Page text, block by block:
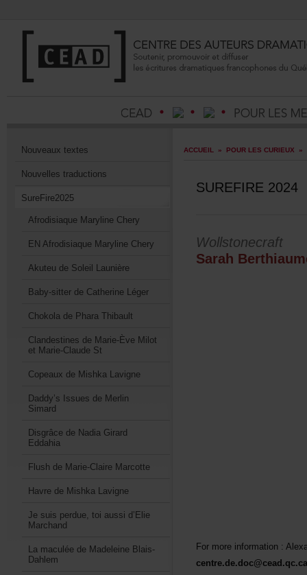
Nouveauxtextes
Nouvellestraductions
SureFire2025
AfrodisiaqueMarylineChery
ENAfrodisiaqueMarylineChery
AkuteudeSoleilLaunière
Baby-sitterdeCatherineLéger
ChokoladePharaThibault
ClandestinesdeMarie-ÈveMilot
etMarie-ClaudeSt
CopeauxdeMishkaLavigne
Daddy’sIssuesdeMerlin
Simard
DisgrâcedeNadiaGirard
Eddahia
FlushdeMarie-ClaireMarcotte
HavredeMishkaLavigne
Jesuisperdue,toiaussid’Elie
Marchand
LamaculéedeMadeleineBlais-
Dahlem
ACCUEIL » POURLESCURIEUX »
SUREFIRE2024
Wollstonecraft
centre.de.doc@cead.qc.ca